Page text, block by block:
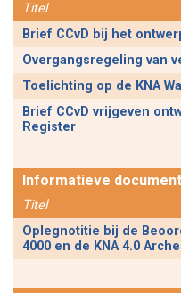
Titel
Brief CCvD bij het
Overgangsregeling van
Toelichting op de KNA
Brief CCvD vrijgeven
Register
Informatieve
Titel
Oplegnotitie bij de
4000 en de KNA 4.0